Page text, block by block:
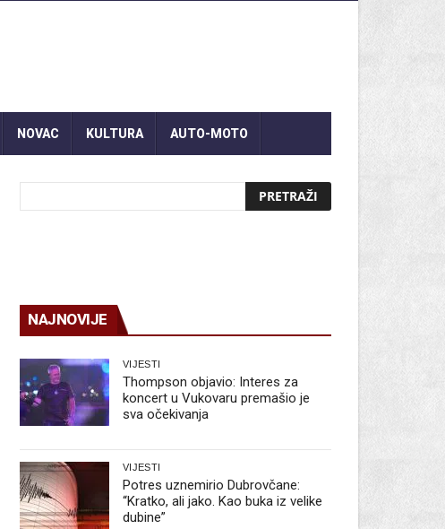
NOVAC KULTURA AUTO-MOTO
NAJNOVIJE
VIJESTI
Thompson objavio: Interes za
koncert u Vukovaru premašio je
sva očekivanja
VIJESTI
Potres uznemirio Dubrovčane:
“Kratko, ali jako. Kao buka iz velike
dubine”